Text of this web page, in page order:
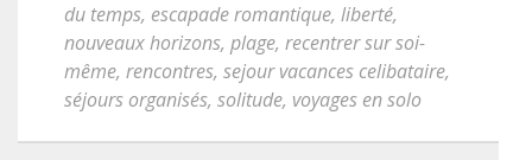
du temps, escapade romantique, liberté,
nouveaux horizons, plage, recentrer sur soi-
même, rencontres, sejour vacances celibataire,
séjours organisés, solitude, voyages en solo